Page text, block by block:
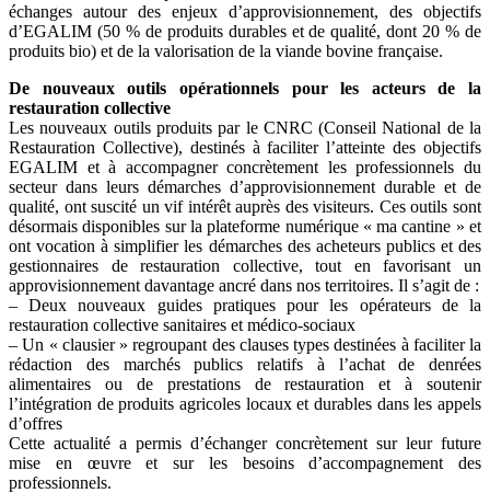
échanges autour des enjeux d’approvisionnement, des objectifs
d’EGALIM (50 % de produits durables et de qualité, dont 20 % de
produits bio) et de la valorisation de la viande bovine française.
De nouveaux outils opérationnels pour les acteurs de la
restauration collective
Les nouveaux outils produits par le CNRC (Conseil National de la
Restauration Collective), destinés à faciliter l’atteinte des objectifs
EGALIM et à accompagner concrètement les professionnels du
secteur dans leurs démarches d’approvisionnement durable et de
qualité, ont suscité un vif intérêt auprès des visiteurs. Ces outils sont
désormais disponibles sur la plateforme numérique « ma cantine » et
ont vocation à simplifier les démarches des acheteurs publics et des
gestionnaires de restauration collective, tout en favorisant un
approvisionnement davantage ancré dans nos territoires. Il s’agit de :
– Deux nouveaux guides pratiques pour les opérateurs de la
restauration collective sanitaires et médico-sociaux
– Un « clausier » regroupant des clauses types destinées à faciliter la
rédaction des marchés publics relatifs à l’achat de denrées
alimentaires ou de prestations de restauration et à soutenir
l’intégration de produits agricoles locaux et durables dans les appels
d’offres
Cette actualité a permis d’échanger concrètement sur leur future
mise en œuvre et sur les besoins d’accompagnement des
professionnels.